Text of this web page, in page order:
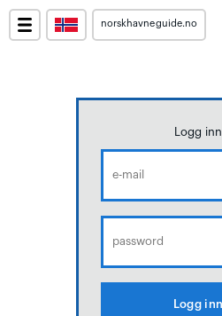
norskhavneguide.no
Logg inn